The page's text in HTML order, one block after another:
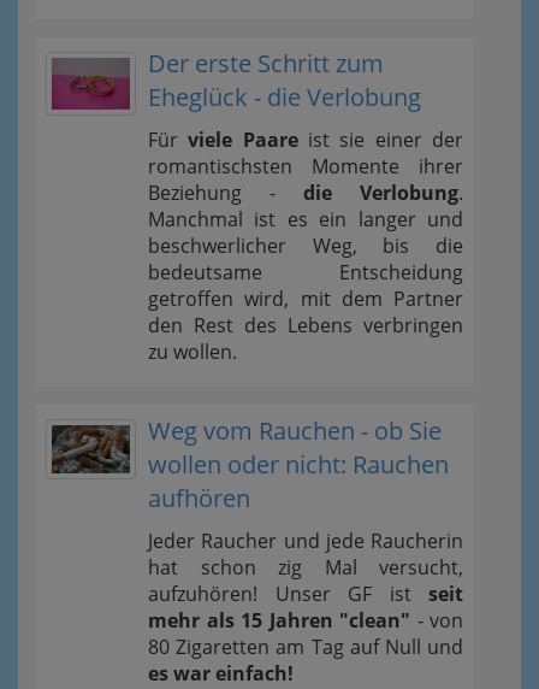
Der erste Schritt zum
Eheglück - die Verlobung
Fürviele Paareist sie einer der
romantischsten Momente ihrer
Beziehung - die Verlobung.
Manchmal ist es ein langer und
beschwerlicher Weg, bis die
bedeutsame Entscheidung
getroffen wird, mit dem Partner
den Rest des Lebens verbringen
zu wollen.
Weg vom Rauchen - ob Sie
wollen oder nicht: Rauchen
aufhören
Jeder Raucher und jede Raucherin
hat schon zig Mal versucht,
aufzuhören! Unser GF ist seit
mehr als 15 Jahren "clean" - von
80 Zigaretten am Tag auf Null und
es war einfach!